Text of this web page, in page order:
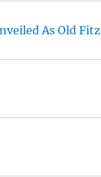
As Old